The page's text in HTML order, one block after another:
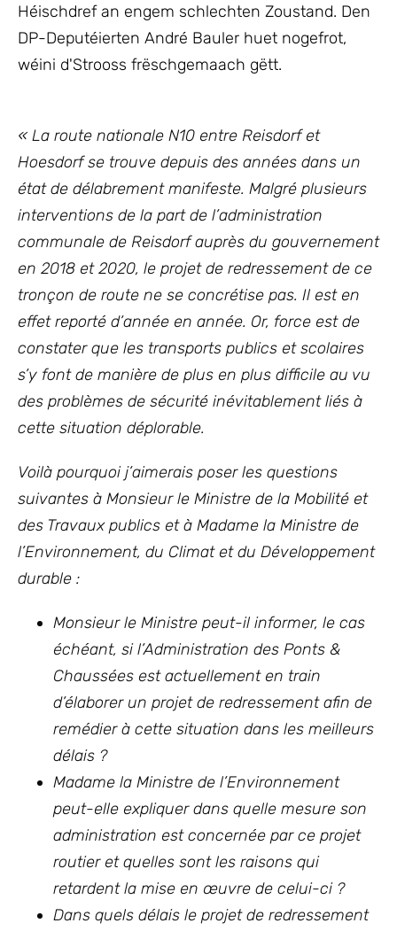
Héischdref an engem schlechten Zoustand. Den
DP-Deputéierten André Bauler huet nogefrot,
wéini d'Strooss frëschgemaach gëtt.
« La route nationale N10 entre Reisdorf et
Hoesdorf se trouve depuis des années dans un
état de délabrement manifeste. Malgré plusieurs
interventions de la part de l’administration
communale de Reisdorf auprès du gouvernement
en 2018 et 2020, le projet de redressement de ce
tronçon de route ne se concrétise pas. Il est en
effet reporté d’année en année. Or, force est de
constater que les transports publics et scolaires
s’y font de manière de plus en plus difficile au vu
des problèmes de sécurité inévitablement liés à
cette situation déplorable.
Voilà pourquoi j’aimerais poser les questions
suivantes à Monsieur le Ministre de la Mobilité et
des Travaux publics et à Madame la Ministre de
l’Environnement, du Climat et du Développement
durable :
Monsieur le Ministre peut-il informer, le cas
échéant, si l’Administration des Ponts &
Chaussées est actuellement en train
d’élaborer un projet de redressement afin de
remédier à cette situation dans les meilleurs
délais ?
Madame la Ministre de l’Environnement
peut-elle expliquer dans quelle mesure son
administration est concernée par ce projet
routier et quelles sont les raisons qui
retardent la mise en œuvre de celui-ci ?
Dans quels délais le projet de redressement